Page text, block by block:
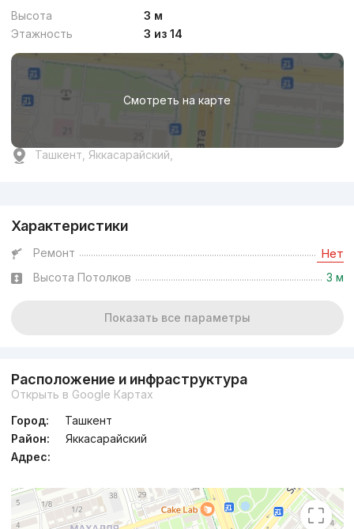
Высота
3 м
Этажность
3 из 14
Смотреть на карте
Ташкент, Яккасарайский,
Характеристики
Ремонт Нет
Высота Потолков 3 м
Показать все параметры
Расположение и инфраструктура
Открыть в Google Картах
Город:
Ташкент
Район:
Яккасарайский
Адрес: